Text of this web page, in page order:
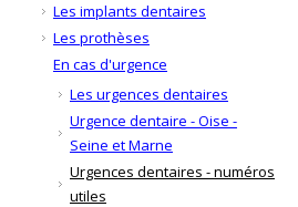
Les implants dentaires
Les prothèses
En cas d'urgence
Les urgences dentaires
Urgence dentaire - Oise -
Seine et Marne
Urgences dentaires - numéros
utiles